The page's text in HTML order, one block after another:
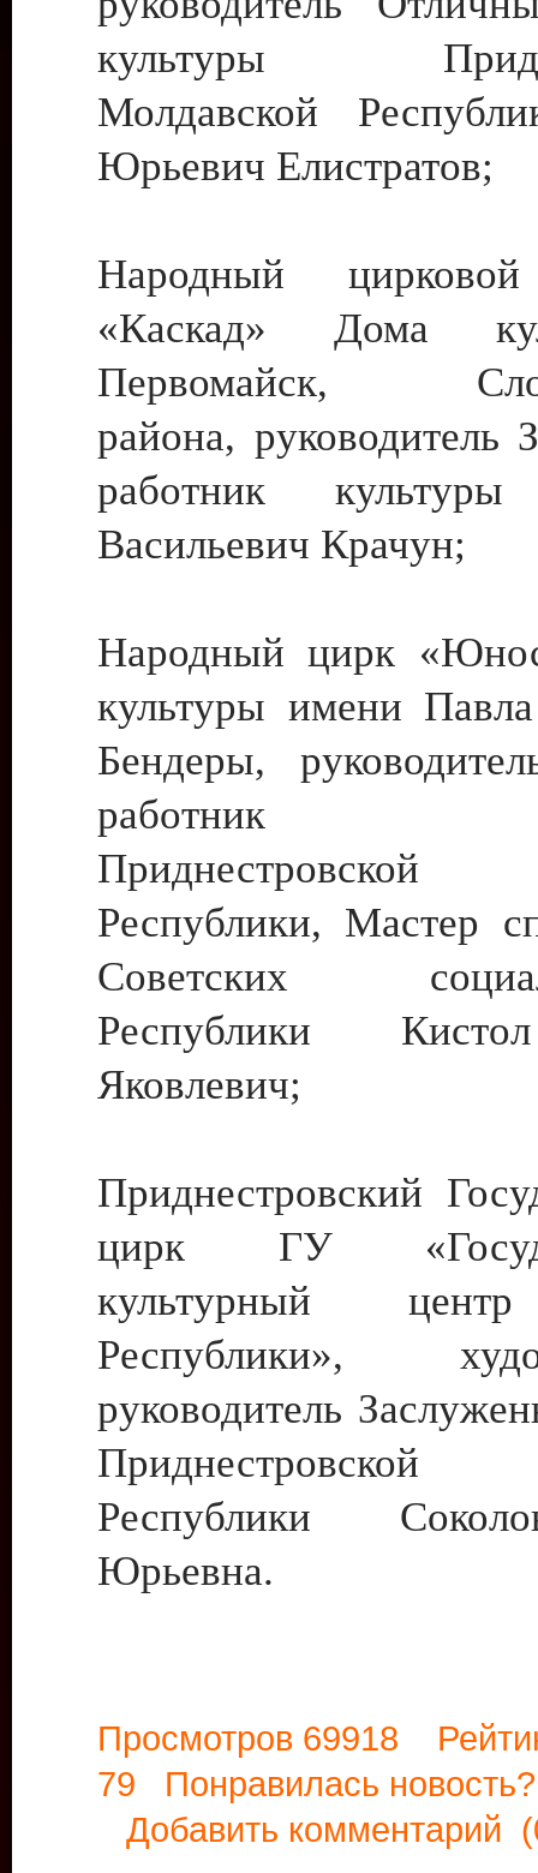
культуры
Молдавской
Юрьевич Елистратов;
Народный цирковой
«Каскад» Дома
Первомайск,
района, руководитель
работник культуры
Васильевич Крачун;
Народный цирк
культуры имени
Бендеры,
работник
Приднестровской
Республики, Мастер
Советских
Республики
Яковлевич;
Приднестровский
цирк ГУ
культурный
Республики»,
руководитель
Приднестровской
Республики
Юрьевна.
Просмотров 69918
79 Понравилась
Добавить комментарий